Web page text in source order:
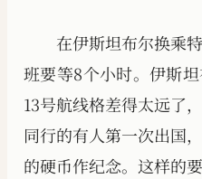
在伊斯坦布尔换乘
班要等8个小时。伊斯
13号航线格差得太远了
同行的有人第一次出国
的硬币作纪念。这样的